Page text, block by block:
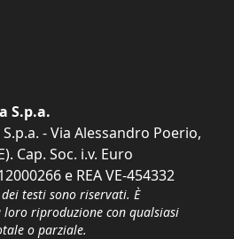
S.p.a.
- Via Alessandro Poerio,
Cap. Soc. i.v. Euro
e REA VE-454332
testi sono riservati. È
loro riproduzione con qualsiasi
o parziale.